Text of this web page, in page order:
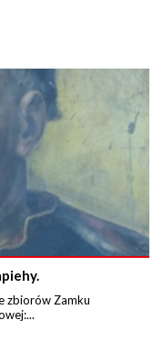
zbiorów Zamku